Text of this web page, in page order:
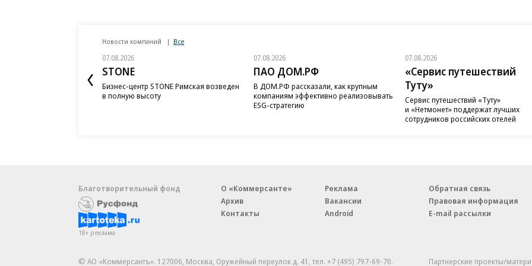
Новости компаний Все
07.08.2026
STONE
Бизнес-центр STONE Римская возведен
в полную высоту
07.08.2026
ПАО ДОМ.РФ
В ДОМ.РФ рассказали, как крупным
компаниям эффективно реализовывать
ESG-стратегию
07.08.2026
«Сервис путешествий
Туту»
Сервис путешествий «Туту»
и «Нетмонет» поддержат лучших
сотрудников российских отелей
Благотворительный фонд
18+ реклама
О «Коммерсанте»
Архив
Контакты
Реклама
Вакансии
Android
Обратная связь
Правовая информация
E-mail рассылки
© АО «Коммерсантъ». 127006, Москва, Оружейный переулок д. 41,тел. +7 (495) 797-69-70. Партнерские проекты/